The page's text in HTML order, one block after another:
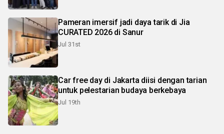
Pameran imersif jadi daya tarik di Jia
CURATED 2026 di Sanur
Jul 31st
Car free day di Jakarta diisi dengan tarian
untuk pelestarian budaya berkebaya
Jul 19th